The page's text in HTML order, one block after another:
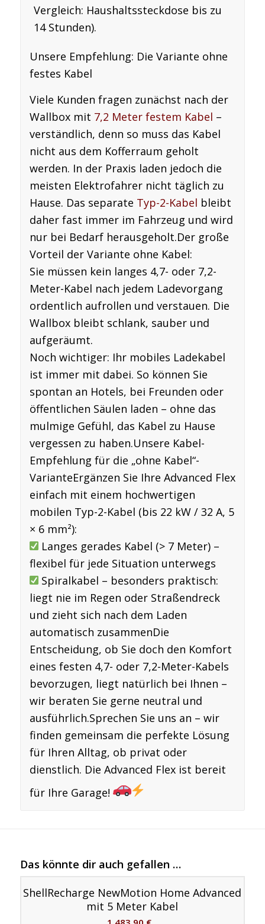
Vergleich: Haushaltssteckdose bis zu
14 Stunden).
Unsere Empfehlung: Die Variante ohne
festes Kabel
Viele Kunden fragen zunächst nach der
Wallbox mit 7,2 Meter festem Kabel –
verständlich, denn so muss das Kabel
nicht aus dem Kofferraum geholt
werden. In der Praxis laden jedoch die
meisten Elektrofahrer nicht täglich zu
Hause. Das separate Typ-2-Kabel bleibt
daher fast immer im Fahrzeug und wird
nur bei Bedarf herausgeholt.Der große
Vorteil der Variante ohne Kabel:
Sie müssen kein langes 4,7- oder 7,2-
Meter-Kabel nach jedem Ladevorgang
ordentlich aufrollen und verstauen. Die
Wallbox bleibt schlank, sauber und
aufgeräumt.
Noch wichtiger: Ihr mobiles Ladekabel
ist immer mit dabei. So können Sie
spontan an Hotels, bei Freunden oder
öffentlichen Säulen laden – ohne das
mulmige Gefühl, das Kabel zu Hause
vergessen zu haben.Unsere Kabel-
Empfehlung für die „ohne Kabel“-
VarianteErgänzen Sie Ihre Advanced Flex
einfach mit einem hochwertigen
mobilen Typ-2-Kabel (bis 22 kW / 32 A, 5
× 6 mm²):
Langes gerades Kabel (> 7 Meter)–
flexibel für jede Situation unterwegs
Spiralkabel – besonders praktisch:
liegt nie im Regen oder Straßendreck
und zieht sich nach dem Laden
automatisch zusammenDie
Entscheidung, ob Sie doch den Komfort
eines festen 4,7- oder 7,2-Meter-Kabels
bevorzugen, liegt natürlich bei Ihnen –
wir beraten Sie gerne neutral und
ausführlich.Sprechen Sie uns an – wir
finden gemeinsam die perfekte Lösung
für Ihren Alltag, ob privat oder
dienstlich. Die Advanced Flex ist bereit
für Ihre Garage!
Das könnte dir auch gefallen …
ShellRecharge NewMotion Home Advanced
mit 5 Meter Kabel